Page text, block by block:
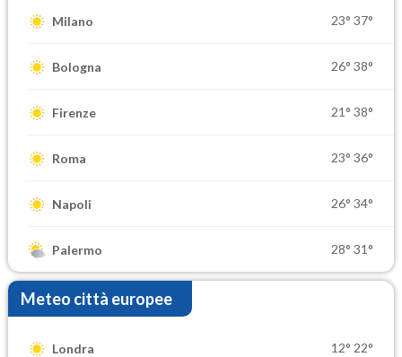
Milano 23° 37°
Bologna 26° 38°
Firenze 21° 38°
Roma 23° 36°
Napoli 26° 34°
Palermo 28° 31°
Meteo città europee
Londra 12° 22°